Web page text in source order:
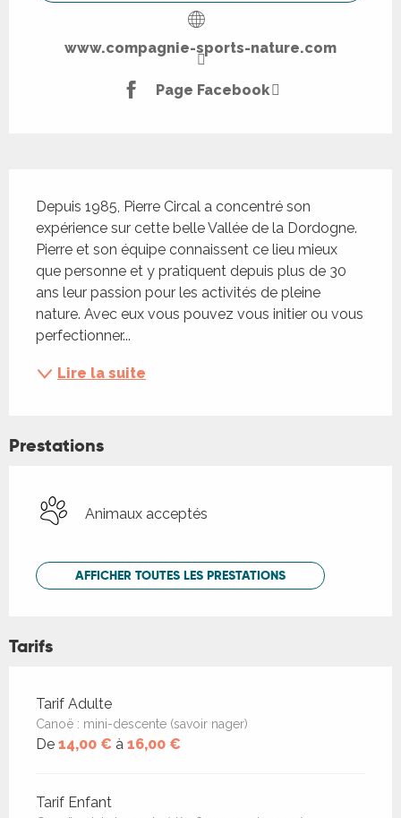
www.compagnie-sports-nature.com
Page Facebook
Depuis 1985, Pierre Circal a concentré son
expérience sur cette belle Vallée de la Dordogne.
Pierre et son équipe connaissent ce lieu mieux
que personne et y pratiquent depuis plus de 30
ans leur passion pour les activités de pleine
nature. Avec eux vous pouvez vous initier ou vous
perfectionner...
Lire la suite
Prestations
Animaux acceptés
AFFICHER TOUTES LES PRESTATIONS
Tarifs
Tarifs 2026
Tarif Adulte
Canoë : mini-descente (savoir nager)
De 14,00 € à 16,00 €
Tarif Enfant